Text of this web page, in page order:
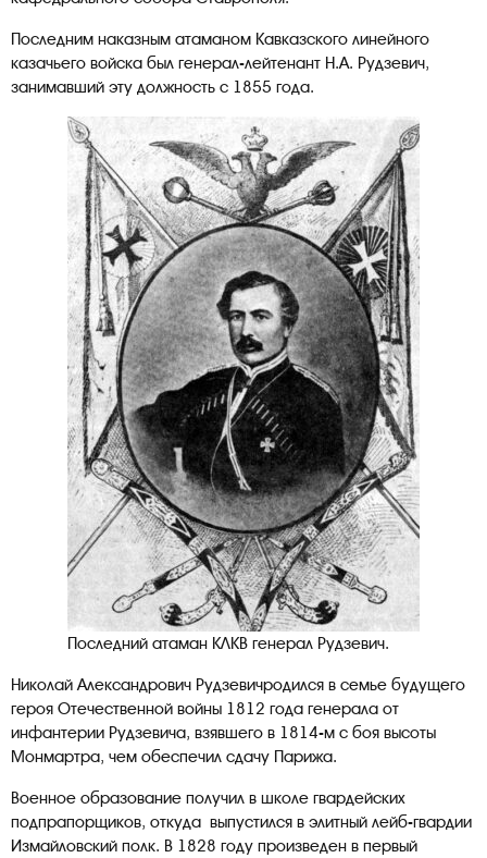
Последним наказным атаманом Кавказского линейного
казачьего войска был генерал-лейтенант Н.А. Рудзевич,
занимавший эту должность с 1855 года.
Последний атаман КЛКВ генерал Рудзевич.
Николай Александрович Рудзевичродился в семье будущего
героя Отечественной войны 1812 года генерала от
инфантерии Рудзевича, взявшего в 1814-м с боя высоты
Монмартра, чем обеспечил сдачу Парижа.
Военное образование получил в школе гвардейских
подпрапорщиков, откуда выпустился в элитный лейб-гвардии
Измайловский полк. В 1828 году произведен в первый